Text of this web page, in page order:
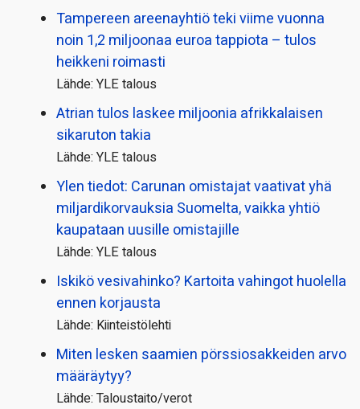
Tampereen areenayhtiö teki viime vuonna
noin 1,2 miljoonaa euroa tappiota – tulos
heikkeni roimasti
Lähde: YLE talous
Atrian tulos laskee miljoonia afrikkalaisen
sikaruton takia
Lähde: YLE talous
Ylen tiedot: Carunan omistajat vaativat yhä
miljardi­korvauksia Suomelta, vaikka yhtiö
kaupataan uusille omistajille
Lähde: YLE talous
Iskikö vesivahinko? Kartoita vahingot huolella
ennen korjausta
Lähde: Kiinteistölehti
Miten lesken saamien pörssi­osakkeiden arvo
määräytyy?
Lähde: Taloustaito/verot